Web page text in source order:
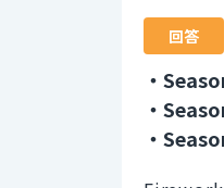
回答
・
・
・